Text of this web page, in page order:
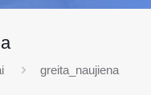
greita_naujiena